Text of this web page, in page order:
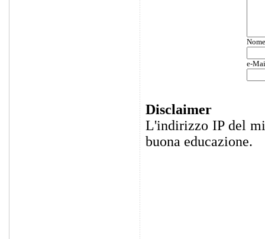
Nome
e-
Disclaimer
L'indirizzo IP del
buona educazione.